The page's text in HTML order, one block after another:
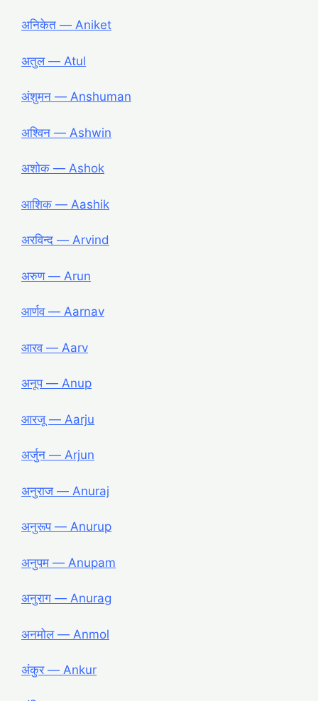
अनिकेत ― Aniket
अतुल ― Atul
अंशुमन ― Anshuman
अश्विन ― Ashwin
अशोक ― Ashok
आशिक ― Aashik
अरविन्द ― Arvind
अरुण ― Arun
आर्णव ― Aarnav
आरव ― Aarv
अनूप ― Anup
आरजू ― Aarju
अर्जुन ― Arjun
अनुराज ― Anuraj
अनुरूप ― Anurup
अनुपम ― Anupam
अनुराग ― Anurag
अनमोल ― Anmol
अंकुर ― Ankur